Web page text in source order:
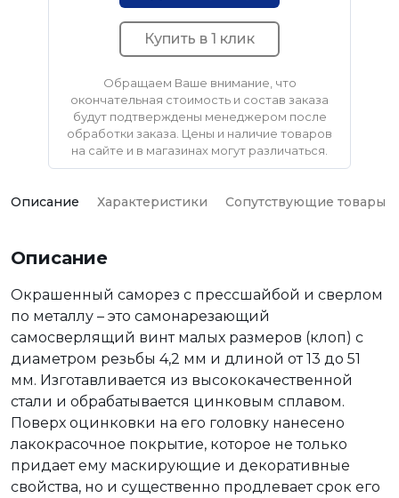
Купить в 1 клик
Обращаем Ваше внимание, что
окончательная стоимость и состав заказа
будут подтверждены менеджером после
обработки заказа. Цены и наличие товаров
на сайте и в магазинах могут различаться.
Описание Характеристики Сопутствующие товары
Описание
Окрашенный саморез с прессшайбой и сверлом
по металлу – это самонарезающий
самосверлящий винт малых размеров (клоп) с
диаметром резьбы 4,2 мм и длиной от 13 до 51
мм. Изготавливается из высококачественной
стали и обрабатывается цинковым сплавом.
Поверх оцинковки на его головку нанесено
лакокрасочное покрытие, которое не только
придает ему маскирующие и декоративные
свойства, но и существенно продлевает срок его